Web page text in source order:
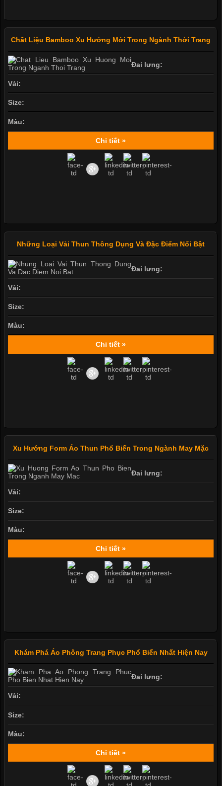
Chất Liệu Bamboo Xu Hướng Mới Trong Ngành Thời Trang
Đai lưng:
Vải:
Size:
Màu:
Chi tiết »
Những Loại Vải Thun Thông Dụng Và Đặc Điểm Nổi Bật
Đai lưng:
Vải:
Size:
Màu:
Chi tiết »
Xu Hướng Form Áo Thun Phổ Biến Trong Ngành May Mặc
Đai lưng:
Vải:
Size:
Màu:
Chi tiết »
Khám Phá Áo Phông Trang Phục Phổ Biến Nhất Hiện Nay
Đai lưng:
Vải:
Size:
Màu:
Chi tiết »